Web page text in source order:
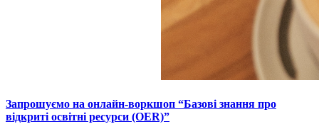
Запрошуємо на онлайн-воркшоп “Базові знання про
відкриті освітні ресурси (OER)”